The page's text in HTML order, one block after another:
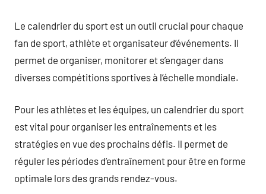
Le calendrier du sport est un outil crucial pour chaque
fan de sport, athlète et organisateur d’événements. Il
permet de organiser, monitorer et s’engager dans
diverses compétitions sportives à l’échelle mondiale.
Pour les athlètes et les équipes, un calendrier du sport
est vital pour organiser les entraînements et les
stratégies en vue des prochains défis. Il permet de
réguler les périodes d’entraînement pour être en forme
optimale lors des grands rendez-vous.